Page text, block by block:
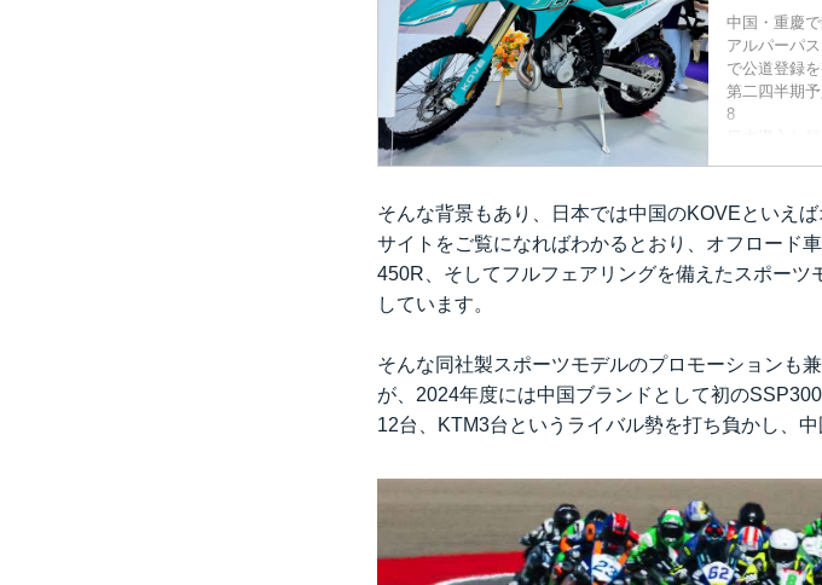
中国・重慶
アルパーパ
で公道登録
第二四半期
8
展示車は
バーステー
レームはス
そんな背景もあり、日本では中国のKOVEといえ
サイトをご覧になればわかるとおり、オフロード
450R、そしてフルフェアリングを備えたスポー
しています。
そんな同社製スポーツモデルのプロモーションも
が、2024年度には中国ブランドとして初の
12台、KTM3台というライバル勢を打ち負かし、